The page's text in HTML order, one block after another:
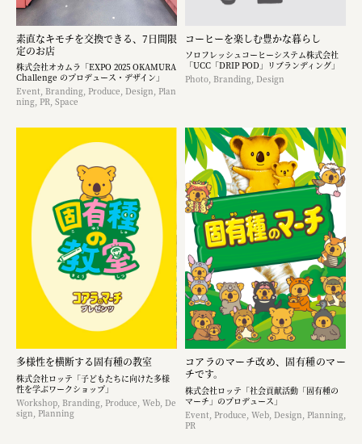
素直なキモチを交換できる、7日間限
定のお店
株式会社オカムラ「EXPO 2025 OKAMURA
Challenge のプロデュース・デザイン」
Event, Branding, Produce, Design, Plan
ning, PR, Space
コーヒーを楽しむ豊かな暮らし
ソロフレッシュコーヒーシステム株式会社
「UCC「DRIP POD」リブランディング」
Photo, Branding, Design
多様性を横断する固有種の教室
株式会社ロッテ「子どもたちに向けた多様
性を学ぶワークショップ」
Workshop, Branding, Produce, Web, De
sign, Planning
コアラのマーチ改め、固有種のマー
チです。
株式会社ロッテ「社会貢献活動「固有種の
マーチ」のプロデュース」
Event, Produce, Web, Design, Planning,
PR